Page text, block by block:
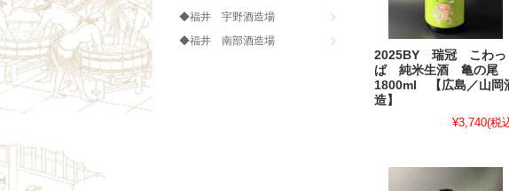
2025BY 瑞冠 こわっ
ぱ 純米生酒 亀の尾
1800ml 【広島／山岡
造】
¥3,740(税
◆福井 宇野酒造場
◆福井 南部酒造場